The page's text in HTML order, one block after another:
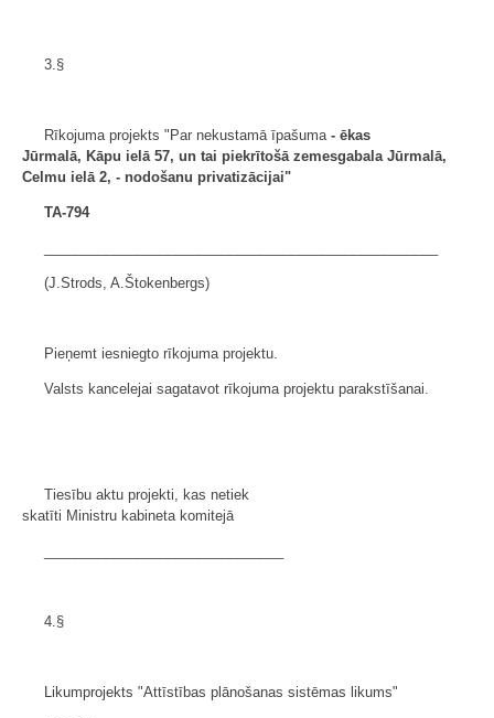
3.§
Rīkojuma projekts "Par nekustamā īpašuma - ēkas
Jūrmalā, Kāpu ielā 57, un tai piekrītošā zemesgabala Jūrmalā,
Celmu ielā 2, - nodošanu privatizācijai"
TA-794
(J.Strods, A.Štokenbergs)
Pieņemt iesniegto rīkojuma projektu.
Valsts kancelejai sagatavot rīkojuma projektu parakstīšanai.
Tiesību aktu projekti, kas netiek
skatīti Ministru kabineta komitejā
4.§
Likumprojekts "Attīstības plānošanas sistēmas likums"